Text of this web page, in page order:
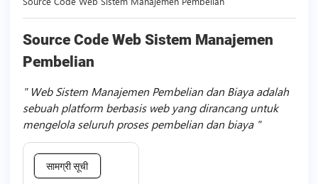
Source Code Web Sistem Manajemen
Pembelian
Web Sistem Manajemen Pembelian dan Biaya adalah
sebuah platform berbasis web yang dirancang untuk
mengelola seluruh proses pembelian dan biaya
सामग्री सूची